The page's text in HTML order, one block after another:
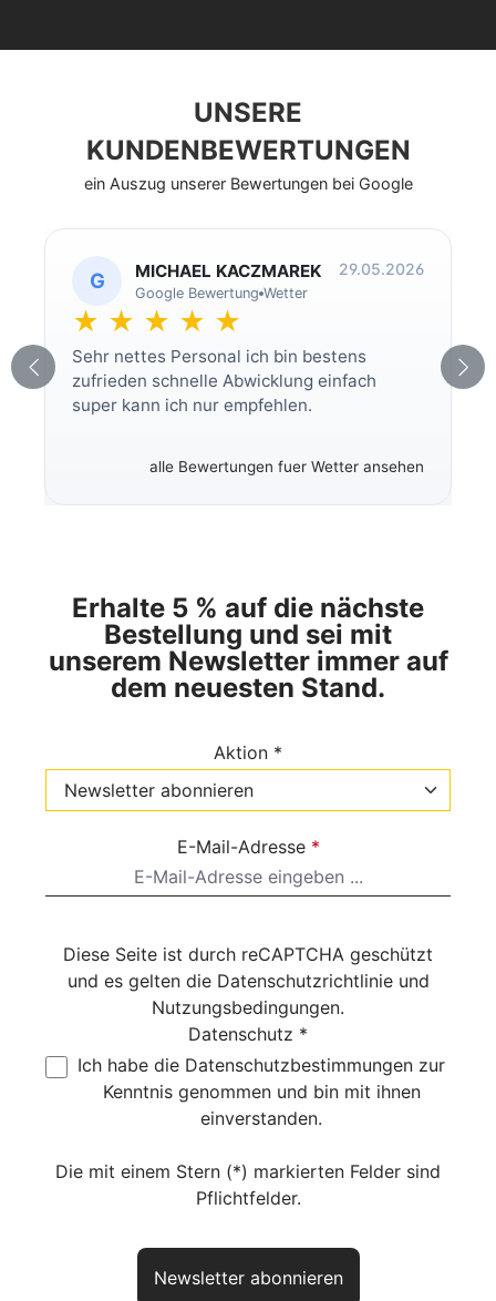
UNSERE
KUNDENBEWERTUNGEN
ein Auszug unserer Bewertungen bei Google
G MICHAEL KACZMAREK 29.05.2026
Google Bewertung Wetter
★ ★ ★ ★ ★
Sehr nettes Personal ich bin bestens
zufrieden schnelle Abwicklung einfach
super kann ich nur empfehlen.
alle Bewertungen fuer Wetter ansehen
Erhalte 5 % auf die nächste
Bestellung und sei mit
unserem Newsletter immer auf
dem neuesten Stand.
Aktion *
E-Mail-Adresse *
Diese Seite ist durch reCAPTCHA geschützt
und es gelten die Datenschutzrichtlinieund
Nutzungsbedingungen.
Datenschutz *
Ich habe die Datenschutzbestimmungen zur
Kenntnis genommen und bin mit ihnen
einverstanden.
Die mit einem Stern (*) markierten Felder sind
Pflichtfelder.
Newsletter abonnieren